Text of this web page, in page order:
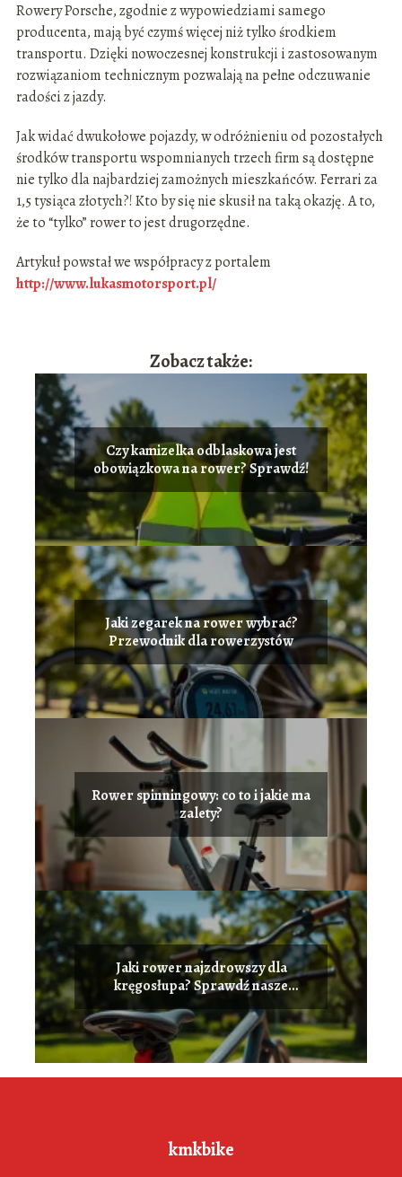
Rowery Porsche, zgodnie z wypowiedziami samego
producenta, mają być czymś więcej niż tylko środkiem
transportu. Dzięki nowoczesnej konstrukcji i zastosowanym
rozwiązaniom technicznym pozwalają na pełne odczuwanie
radości z jazdy.
Jak widać dwukołowe pojazdy, w odróżnieniu od pozostałych
środków transportu wspomnianych trzech firm są dostępne
nie tylko dla najbardziej zamożnych mieszkańców. Ferrari za
1,5 tysiąca złotych?! Kto by się nie skusił na taką okazję. A to,
że to “tylko” rower to jest drugorzędne.
Artykuł powstał we współpracy z portalem
http://www.lukasmotorsport.pl/
Zobacz także:
Czy kamizelka odblaskowa jest
obowiązkowa na rower? Sprawdź!
Jaki zegarek na rower wybrać?
Przewodnik dla rowerzystów
Rower spinningowy: co to i jakie ma
zalety?
Jaki rower najzdrowszy dla
kręgosłupa? Sprawdź nasze
rekomendacje!
kmkbike